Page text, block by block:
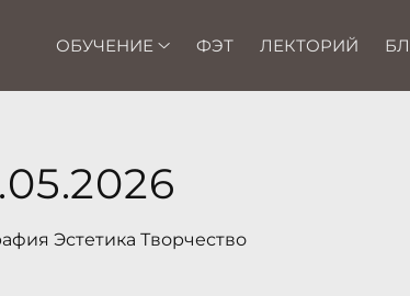
ОБУЧЕНИЕ ФЭТ ЛЕКТОРИЙ
Эстетика Творчество